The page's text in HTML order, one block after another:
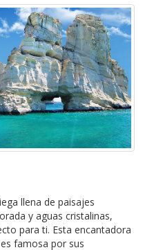
llena de paisajes
y aguas cristalinas,
para ti. Esta encantadora
famosa por sus